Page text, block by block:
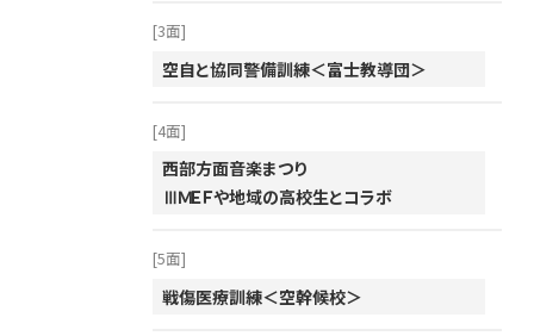
[3面]
空自と協同警備訓練＜富士教導団＞
[4面]
西部方面音楽まつり
ⅢＭＥＦや地域の高校生とコラボ
[5面]
戦傷医療訓練＜空幹候校＞